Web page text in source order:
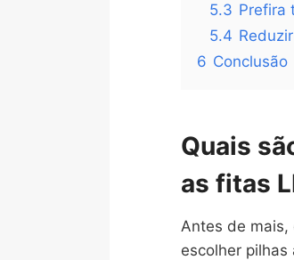
5.3 Prefira
5.4
6 Conclusão
Quais
as fitas
Antes de mais,
escolher